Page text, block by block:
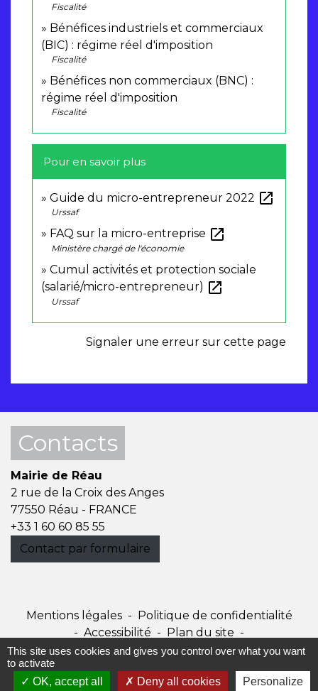
Fiscalité
Bénéfices industriels et commerciaux
(BIC) : régime réel d'imposition
Fiscalité
Bénéfices non commerciaux (BNC) :
régime réel d'imposition
Fiscalité
Pour en savoir plus
Guide du micro-entrepreneur 2022 open_in_new
Urssaf
FAQ sur la micro-entreprise open_in_new
Ministère chargé de l'économie
Cumul activités et protection sociale
(salarié/micro-entrepreneur) open_in_new
Urssaf
Signaler une erreur sur cette page
Contacts
Mairie de Réau
2 rue de la Croix des Anges
77550 Réau - FRANCE
+33 1 60 60 85 55
Contact par formulaire
Mentions légales - Politique de confidentialité
- Accessibilité - Plan du site -
Gestion des cookies
Site créé en partenariat avec Réseau des Communes
This site uses cookies and gives you control over what you want
to activate
OK, accept all
Deny all cookies Personalize